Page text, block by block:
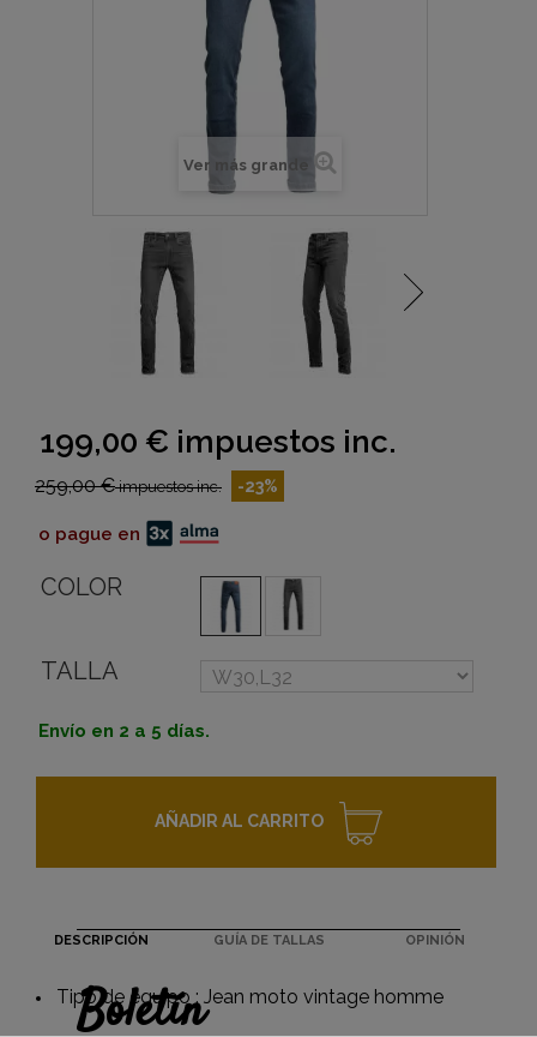
Ver más grande
199,00 € impuestos inc.
259,00 €impuestos inc. -23%
o pague en
COLOR
TALLA
Envío en 2 a 5 días.
AÑADIR AL CARRITO
DESCRIPCIÓN GUÍA DE TALLAS OPINIÓN
Tipo de equipo : Jean moto vintage homme
Boletín